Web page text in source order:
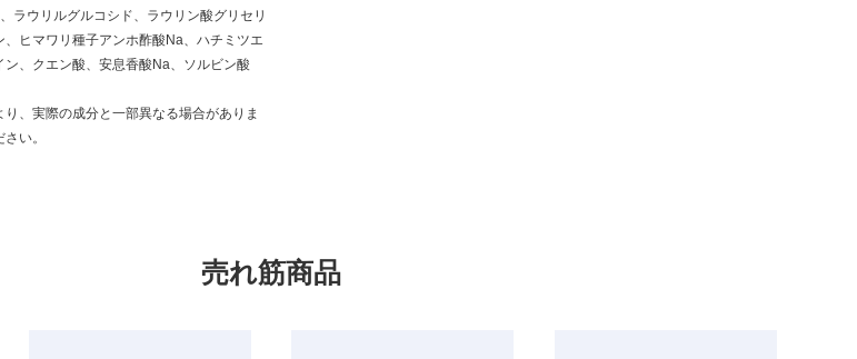
ラウリルグルコシド、ラウリン酸グリセリ
ヒマワリ種子アンホ酢酸Na、ハチミツエ
、クエン酸、安息香酸Na、ソルビン酸
、実際の成分と一部異なる場合がありま
い。
売れ筋商品